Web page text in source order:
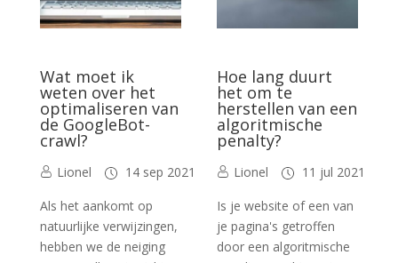
Wat moet ik
weten over het
optimaliseren van
de GoogleBot-
crawl?
Lionel
14 sep 2021
Als het aankomt op
natuurlijke verwijzingen,
hebben we de neiging
Hoe lang duurt
het om te
herstellen van een
algoritmische
penalty?
Lionel
11 jul 2021
Is je website of een van
je pagina's getroffen
door een algoritmische